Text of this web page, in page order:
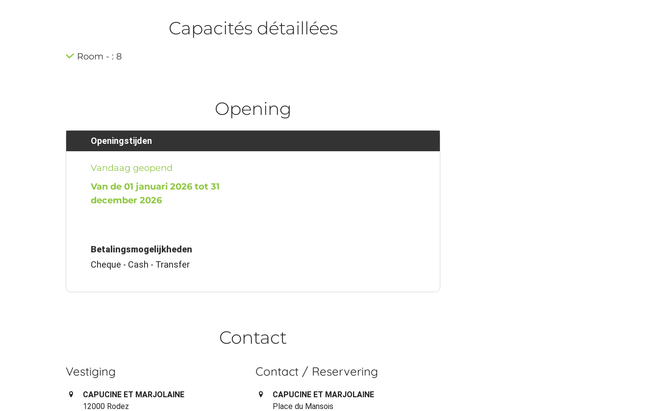
Capacités détaillées
Room - : 8
Opening
Openingstijden
Vandaag geopend
Van de 01 januari 2026 tot 31
december 2026
Betalingsmogelijkheden
Cheque - Cash - Transfer
Contact
Vestiging
CAPUCINE ET MARJOLAINE
12000 Rodez
Contact / Reservering
CAPUCINE ET MARJOLAINE
Place du Mansois